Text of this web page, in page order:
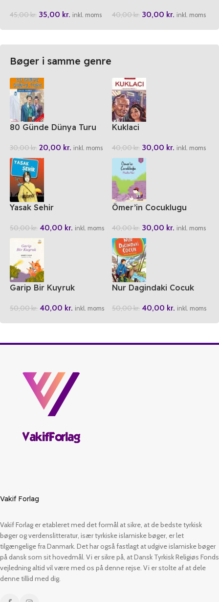
45,00kr. 35,00 kr. inkl. moms 40,00kr. 30,00 kr. inkl. moms
Bøger i samme genre
80 Günde Dünya Turu
30,00kr. 20,00 kr. inkl. moms
Kuklaci
40,00kr. 30,00 kr. inkl. moms
Yasak Sehir
50,00kr. 40,00 kr. inkl. moms
Ömer’in Cocuklugu
40,00kr. 30,00 kr. inkl. moms
Garip Bir Kuyruk
50,00kr. 40,00 kr. inkl. moms
Nur Dagindaki Cocuk
50,00kr. 40,00 kr. inkl. moms
Vakif Forlag
Vakif Forlag er etableret med det formål at sikre, at de bedste tyrkisk
bøger og verdenslitteratur, især tyrkiske islamiske bøger, er let
tilgængelige fra Danmark. Det har også fastlagt at udgive islamiske bøger
på dansk som sit hovedmål. Vi er sikre på, at Dansk Tyrkisk Religiøs Fonds
vejledning altid vil være med os på denne rejse. Vi er stolte af at dele
denne tillid med dig.